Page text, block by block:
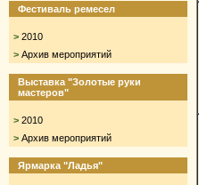
Фестиваль ремесел
> 2010
> Архив мероприятий
Выставка "Золотые руки
мастеров"
> 2010
> Архив мероприятий
Ярмарка "Ладья"